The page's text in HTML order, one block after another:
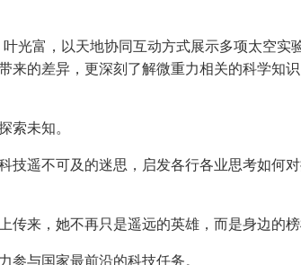
光富，以天地协同互动方式展示多项太空实
的差异，更深刻了解微重力相关的科学知
未知。
遥不可及的迷思，启发各行各业思考如何
来，她不再只是遥远的英雄，而是身边的榜
与国家最前沿的科技任务。